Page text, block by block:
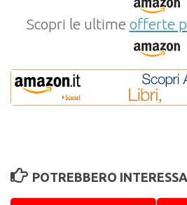
Scopri le ultime offerte
POTREBBERO